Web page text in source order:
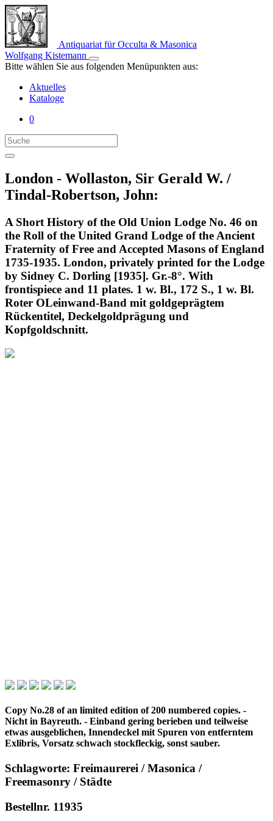
Antiquariat für Occulta & Masonica
Wolfgang Kistemann
Bitte wählen Sie aus folgenden Menüpunkten aus:
Aktuelles
Kataloge
0
London - Wollaston, Sir Gerald W. /
Tindal-Robertson, John:
A Short History of the Old Union Lodge No. 46 on
the Roll of the United Grand Lodge of the Ancient
Fraternity of Free and Accepted Masons of England
1735-1935. London, privately printed for the Lodge
by Sidney C. Dorling [1935]. Gr.-8°. With
frontispiece and 11 plates. 1 w. Bl., 172 S., 1 w. Bl.
Roter OLeinwand-Band mit goldgeprägtem
Rückentitel, Deckelgoldprägung und
Kopfgoldschnitt.
Copy No.28 of an limited edition of 200 numbered copies. -
Nicht in Bayreuth. - Einband gering berieben und teilweise
etwas ausgeblichen, Innendeckel mit Spuren von entferntem
Exlibris, Vorsatz schwach stockfleckig, sonst sauber.
Schlagworte: Freimaurerei / Masonica /
Freemasonry / Städte
Bestellnr. 11935